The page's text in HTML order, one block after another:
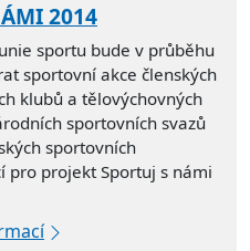
2014
sportu bude v průběhu
sportovní akce členských
klubů a tělovýchovných
sportovních svazů
sportovních
pro projekt Sportuj s námi